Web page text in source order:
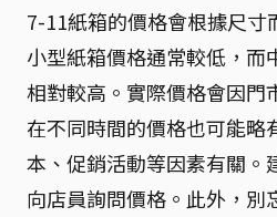
7-11紙箱的價格會根據尺寸
小型紙箱價格通常較低，而
相對較高。實際價格會因門
在不同時間的價格也可能略
本、促銷活動等因素有關。
向店員詢問價格。此外，別